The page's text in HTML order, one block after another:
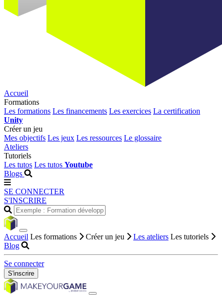
Accueil
Formations
Les formations Les financements Les exercices La certification
Unity
Créer un jeu
Mes objectifs Les jeux Les ressources Le glossaire
Ateliers
Tutoriels
Les tutos Les tutos Youtube
Blogs
SE CONNECTER
S'INSCRIRE
Accueil Les formations Créer un jeu Les ateliers Les tutoriels
Blog
Se connecter
S'inscrire